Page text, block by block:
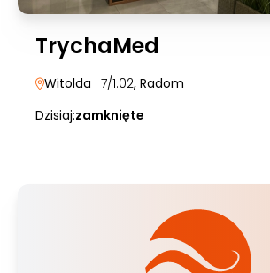
TrychaMed
Witolda | 7/1.02, Radom
Dzisiaj:zamknięte